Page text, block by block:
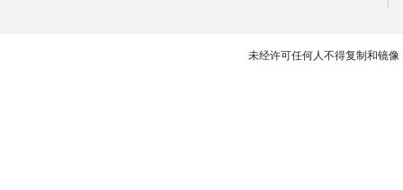
未经许可任何人不得复制和镜